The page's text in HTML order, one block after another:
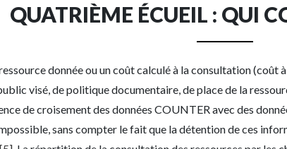
QUATRIÈME ÉCUEIL : QUI
donnée ou un coût calculé à la consultation (coût à
visé, de politique documentaire, de place de la
de croisement des données COUNTER avec des
sans compter le fait que la détention de ces